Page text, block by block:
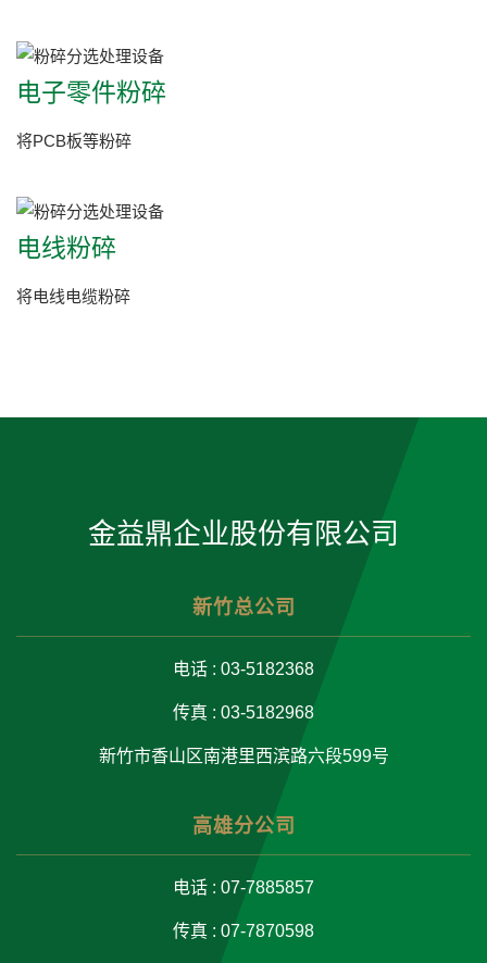
电子零件粉碎
将PCB板等粉碎
电线粉碎
将电线电缆粉碎
金益鼎企业股份有限公司
新竹总公司
电话 : 03-5182368
传真 : 03-5182968
新竹市香山区南港里西滨路六段599号
高雄分公司
电话 : 07-7885857
传真 : 07-7870598